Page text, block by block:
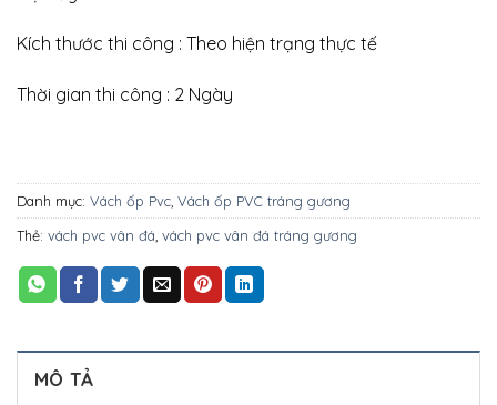
Kích thước thi công : Theo hiện trạng thực tế
Thời gian thi công : 2 Ngày
Danh mục: Vách ốp Pvc Vách ốp PVC tráng gương
Thẻ: vách pvc vân đá vách pvc vân đá tráng gương
MÔ TẢ